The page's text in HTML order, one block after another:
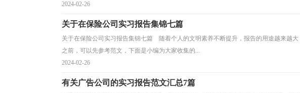
2024-02-26
关于在保险公司实习报告集锦七篇
关于在保险公司实习报告集锦七篇 随着个人的文明素养不断提升，报告的用途越来越
之前，可以先参考范文，下面是小编为大家收集的...
2024-02-26
有关广告公司的实习报告范文汇总7篇